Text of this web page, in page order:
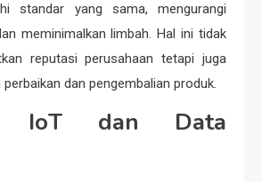
standar yang sama, mengurangi
meminimalkan limbah. Hal ini tidak
reputasi perusahaan tetapi juga
dan pengembalian produk.
IoT dan Data